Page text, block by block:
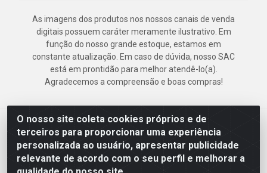
O nosso site coleta cookies próprios e de
terceiros para proporcionar uma experiência
personalizada ao usuário, apresentar publicidade
relevante de acordo com o seu perfil e melhorar a
As imagens dos produtos nos nossos canais de venda
digitais possuem caráter meramente ilustrativo. Em
função do nosso grande estoque, estamos em
constante atualização. Em caso de dúvida, nosso SAC
está em prontidão para melhor atendê-lo(a).
Agradecemos a compreensão e boas compras!
Deskontão Atacado - Av. Marechal Mascarenhas de Morais, 2471 -
Imbiribeira - Recife/PE - CEP 51.150-001 - CNPJ 24.150.377/0003-
57